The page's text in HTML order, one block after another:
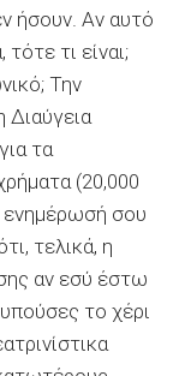
ήσουν. Αν αυτό
τι είναι;
Την
Διαύγεια
τα
(20,000
ενημέρωσή σου
τελικά, η
αν εσύ έστω
το χέρι